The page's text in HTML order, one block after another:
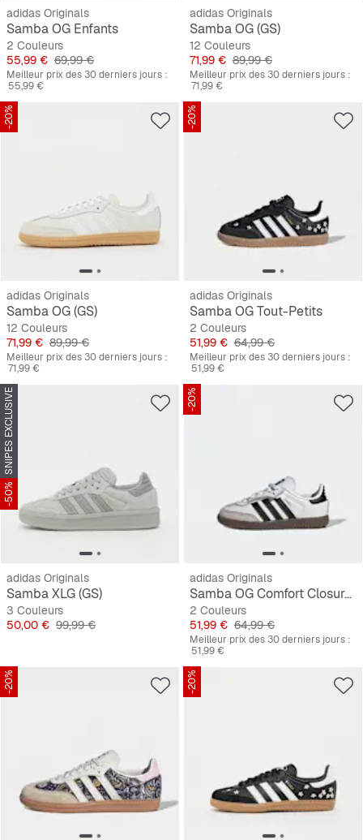
adidas Originals
Samba OG Enfants
2 Couleurs
Prix
55,99 € Prix original
69,99 €
Meilleur prix des 30 derniers jours :
55,99 €
adidas Originals
Samba OG (GS)
12 Couleurs
Prix
71,99 € Prix original
89,99 €
Meilleur prix des 30 derniers jours :
71,99 €
-20%
adidas Originals
Samba OG (GS)
12 Couleurs
Prix
71,99 € Prix original
89,99 €
Meilleur prix des 30 derniers jours :
71,99 €
-20%
adidas Originals
Samba OG Tout-Petits
2 Couleurs
Prix
51,99 € Prix original
64,99 €
Meilleur prix des 30 derniers jours :
51,99 €
SNIPES EXCLUSIVE
-50%
adidas Originals
Samba XLG (GS)
3 Couleurs
Prix
50,00 € Prix original
99,99 €
-20%
adidas Originals
Samba OG Comfort Closure Elastic Lace Tout-Petits
2 Couleurs
Prix
51,99 € Prix original
64,99 €
Meilleur prix des 30 derniers jours :
51,99 €
-20% -20%